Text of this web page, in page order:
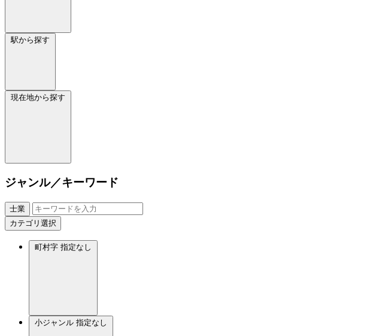
駅から探す
現在地から探す
ジャンル／キーワード
士業
カテゴリ選択
町村字 指定なし
小ジャンル 指定なし